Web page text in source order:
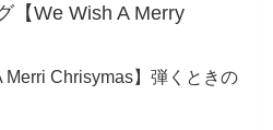
【We Wish A Merry
Merri Chrisymas】弾くときの